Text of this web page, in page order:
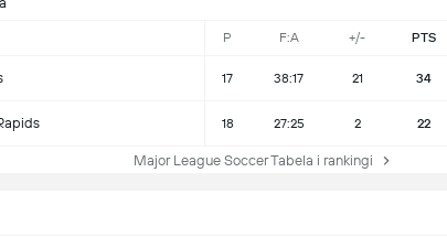
P F:A +/- PTS
17 38:17 21 34
18 27:25 2 22
Major League Soccer Tabela i rankingi